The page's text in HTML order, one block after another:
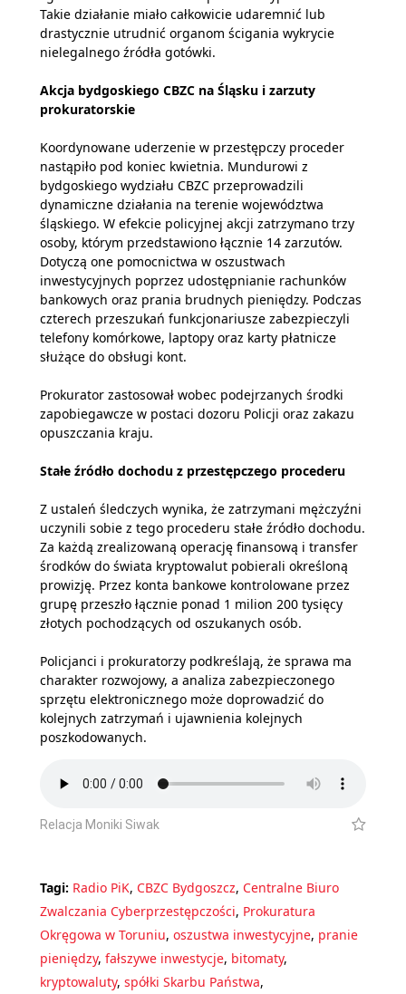
Takie działanie miało całkowicie udaremnić lub
drastycznie utrudnić organom ścigania wykrycie
nielegalnego źródła gotówki.
Akcja bydgoskiego CBZC na Śląsku i zarzuty
prokuratorskie
Koordynowane uderzenie w przestępczy proceder
nastąpiło pod koniec kwietnia. Mundurowi z
bydgoskiego wydziału CBZC przeprowadzili
dynamiczne działania na terenie województwa
śląskiego. W efekcie policyjnej akcji zatrzymano trzy
osoby, którym przedstawiono łącznie 14 zarzutów.
Dotyczą one pomocnictwa w oszustwach
inwestycyjnych poprzez udostępnianie rachunków
bankowych oraz prania brudnych pieniędzy. Podczas
czterech przeszukań funkcjonariusze zabezpieczyli
telefony komórkowe, laptopy oraz karty płatnicze
służące do obsługi kont.
Prokurator zastosował wobec podejrzanych środki
zapobiegawcze w postaci dozoru Policji oraz zakazu
opuszczania kraju.
Stałe źródło dochodu z przestępczego procederu
Z ustaleń śledczych wynika, że zatrzymani mężczyźni
uczynili sobie z tego procederu stałe źródło dochodu.
Za każdą zrealizowaną operację finansową i transfer
środków do świata kryptowalut pobierali określoną
prowizję. Przez konta bankowe kontrolowane przez
grupę przeszło łącznie ponad 1 milion 200 tysięcy
złotych pochodzących od oszukanych osób.
Policjanci i prokuratorzy podkreślają, że sprawa ma
charakter rozwojowy, a analiza zabezpieczonego
sprzętu elektronicznego może doprowadzić do
kolejnych zatrzymań i ujawnienia kolejnych
poszkodowanych.
Relacja Moniki Siwak
Tagi: Radio PiK, CBZC Bydgoszcz, Centralne Biuro
Zwalczania Cyberprzestępczości, Prokuratura
Okręgowa w Toruniu, oszustwa inwestycyjne, pranie
pieniędzy, fałszywe inwestycje, bitomaty,
kryptowaluty, spółki Skarbu Państwa,